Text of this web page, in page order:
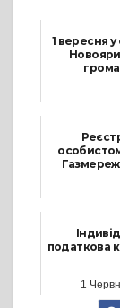
1 вересня у
податкова
1